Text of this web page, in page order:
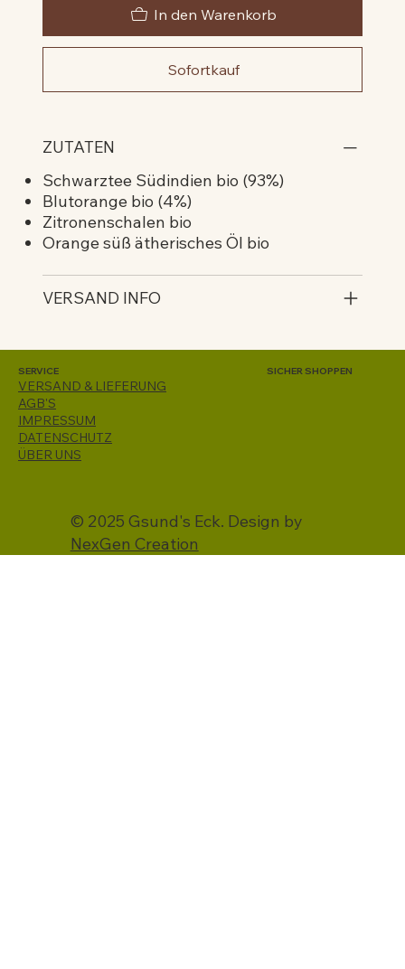
In den Warenkorb
Sofortkauf
ZUTATEN
Schwarztee Südindien bio (93%)
Blutorange bio (4%)
Zitronenschalen bio
Orange süß ätherisches Öl bio
VERSAND INFO
SERVICE
VERSAND & LIEFERUNG
AGB'S
IMPRESSUM
DATENSCHUTZ
ÜBER UNS
© 2025 Gsund's Eck. Design by
NexGen Creation
SICHER SHOPPEN